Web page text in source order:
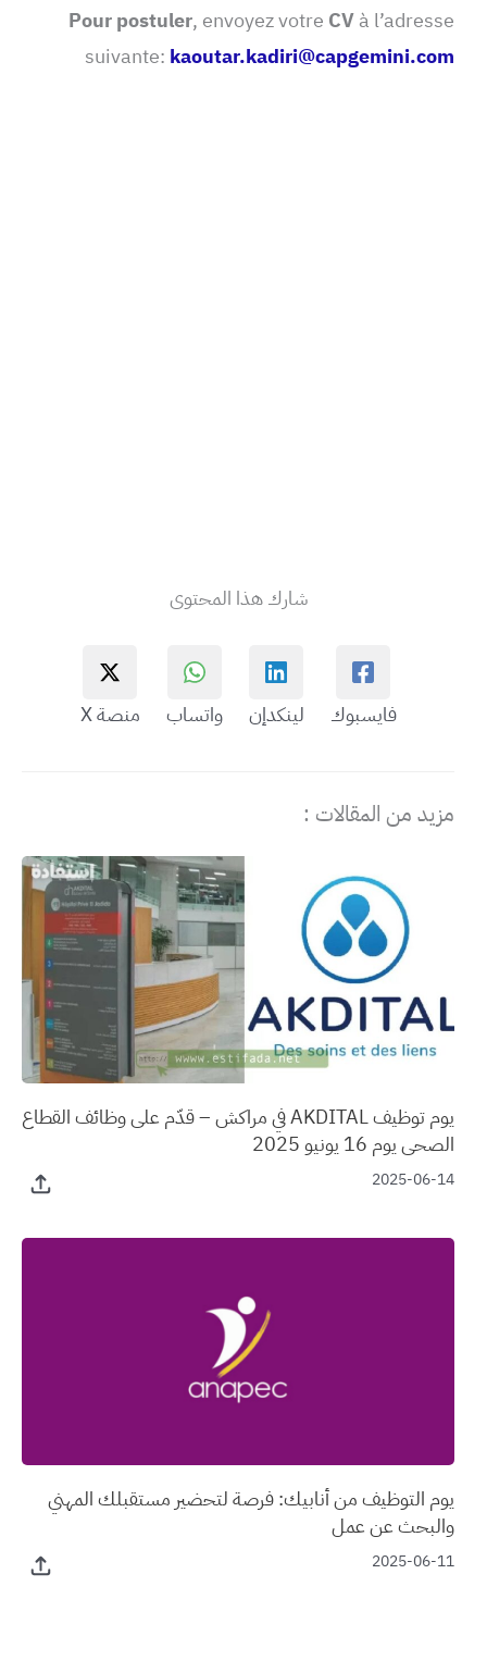
Pour postuler, envoyez votre CVà l’adresse
suivante: kaoutar.kadiri@capgemini.com
شارك هذا المحتوى
فايسبوك لينكدإن واتساب منصة X
مزيد من المقالات :
يوم توظيف AKDITAL في مراكش – قدّم على وظائف القطاع
الصحي يوم 16 يونيو 2025
2025-06-14
يوم التوظيف من أنابيك: فرصة لتحضير مستقبلك المهني
والبحث عن عمل
2025-06-11